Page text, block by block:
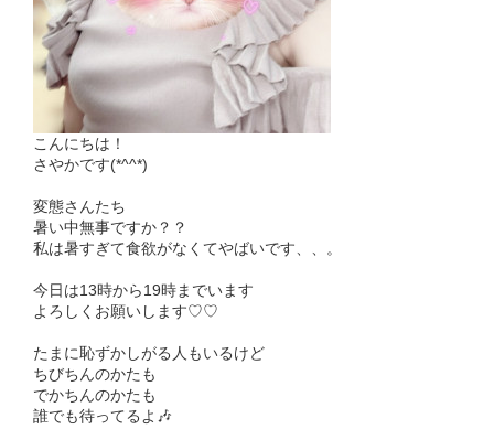
こんにちは！
さやかです(*^^*)
変態さんたち
暑い中無事ですか？？
私は暑すぎて食欲がなくてやばいです、、。
今日は13時から19時までいます
よろしくお願いします♡♡
たまに恥ずかしがる人もいるけど
ちびちんのかたも
でかちんのかたも
誰でも待ってるよ🎶